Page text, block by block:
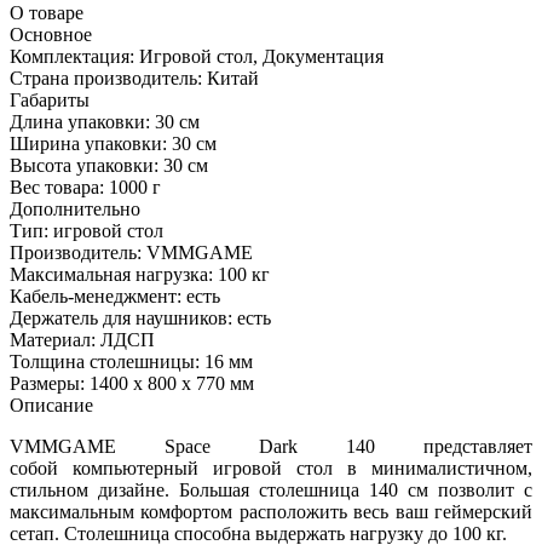
О товаре
Основное
Комплектация: Игровой стол, Документация
Страна производитель: Китай
Габариты
Длина упаковки: 30 см
Ширина упаковки: 30 см
Высота упаковки: 30 см
Вес товара: 1000 г
Дополнительно
Тип: игровой стол
Производитель: VMMGAME
Максимальная нагрузка: 100 кг
Кабель-менеджмент: есть
Держатель для наушников: есть
Материал: ЛДСП
Толщина столешницы: 16 мм
Размеры: 1400 х 800 х 770 мм
Описание
VMMGAME Space Dark 140 представляет
собой компьютерный игровой стол в минималистичном,
стильном дизайне. Большая столешница 140 см позволит с
максимальным комфортом расположить весь ваш геймерский
сетап. Столешница способна выдержать нагрузку до 100 кг.